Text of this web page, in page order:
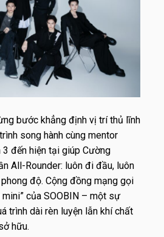
bước khẳng định vị trí thủ lĩnh
song hành cùng mentor
đến hiện tại giúp Cường
All-Rounder: luôn đi đầu, luôn
độ. Cộng đồng mạng gọi
của SOOBIN – một sự
trình dài rèn luyện lẫn khí chất
hữu.